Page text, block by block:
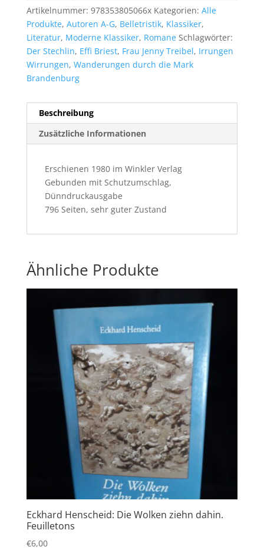
Artikelnummer: 978353805066x Kategorien: Alle
Produkte, Autoren A-G, Belletristik, Klassiker,
Literatur, Moderne Klassiker, Romane Schlagwörter:
Der Stechlin, Effi Briest, Frau Jenny Treibel, Irrungen
Wirrungen, Wanderungen durch die Mark
Brandenburg
Beschreibung
Zusätzliche Informationen
Erschienen 1980 im Winkler Verlag
Gebunden mit Schutzumschlag,
Dünndruckausgabe
796 Seiten, sehr guter Zustand
Ähnliche Produkte
Eckhard Henscheid: Die Wolken ziehn dahin.
Feuilletons
€6,00